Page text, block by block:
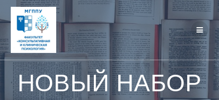
Перейти
контенту
НОВЫЙ НАБОР